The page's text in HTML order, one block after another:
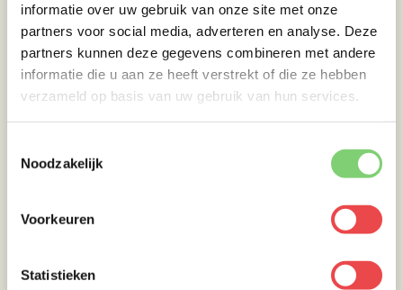
informatie over uw gebruik van onze site met onze
partners voor social media, adverteren en analyse. Deze
partners kunnen deze gegevens combineren met andere
informatie die u aan ze heeft verstrekt of die ze hebben
verzameld op basis van uw gebruik van hun services.
Noodzakelijk
Voorkeuren
Statistieken
Bak de pinwheels op een bakplaat met wat
olie. Bak aan beide kanten en gaar deze tot
eenkerntemperatuur55 graden Celsius. Nu is
het tijd om de bordjes te maken, leg wat
spinazie op de borden. Verdeel de
over de spinazie en tartaar. In het midden een
pinwheels over de borden. Strooi een paar
kappertjes en dille topjes over het gerecht.
Smakelijk eten!!!